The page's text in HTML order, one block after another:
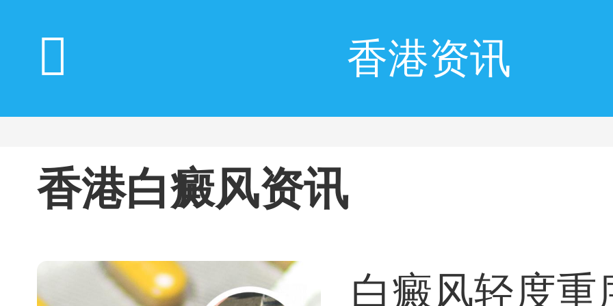
香港资讯
香港白癜风资讯
白癜风轻度重